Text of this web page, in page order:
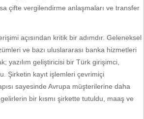
çifte vergilendirme anlaşmaları ve transfer
açısından kritik bir adımdır. Geleneksel
ve bazı uluslararası banka hizmetleri
yazılım geliştiricisi bir Türk girişimci,
Şirketin kayıt işlemleri çevrimiçi
sayesinde Avrupa müşterilerine daha
bir kısmı şirkette tutuldu, maaş ve